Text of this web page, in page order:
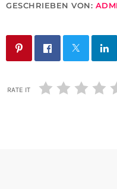
GESCHRIEBEN VON:
RATE IT